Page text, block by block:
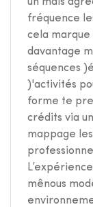
fréquence
cela marque
davantage
séquences
)'activités
forme te
crédits via
mappage
mênous